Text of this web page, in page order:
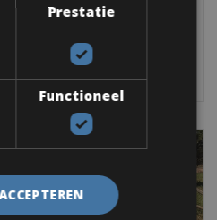
Prestatie
Functioneel